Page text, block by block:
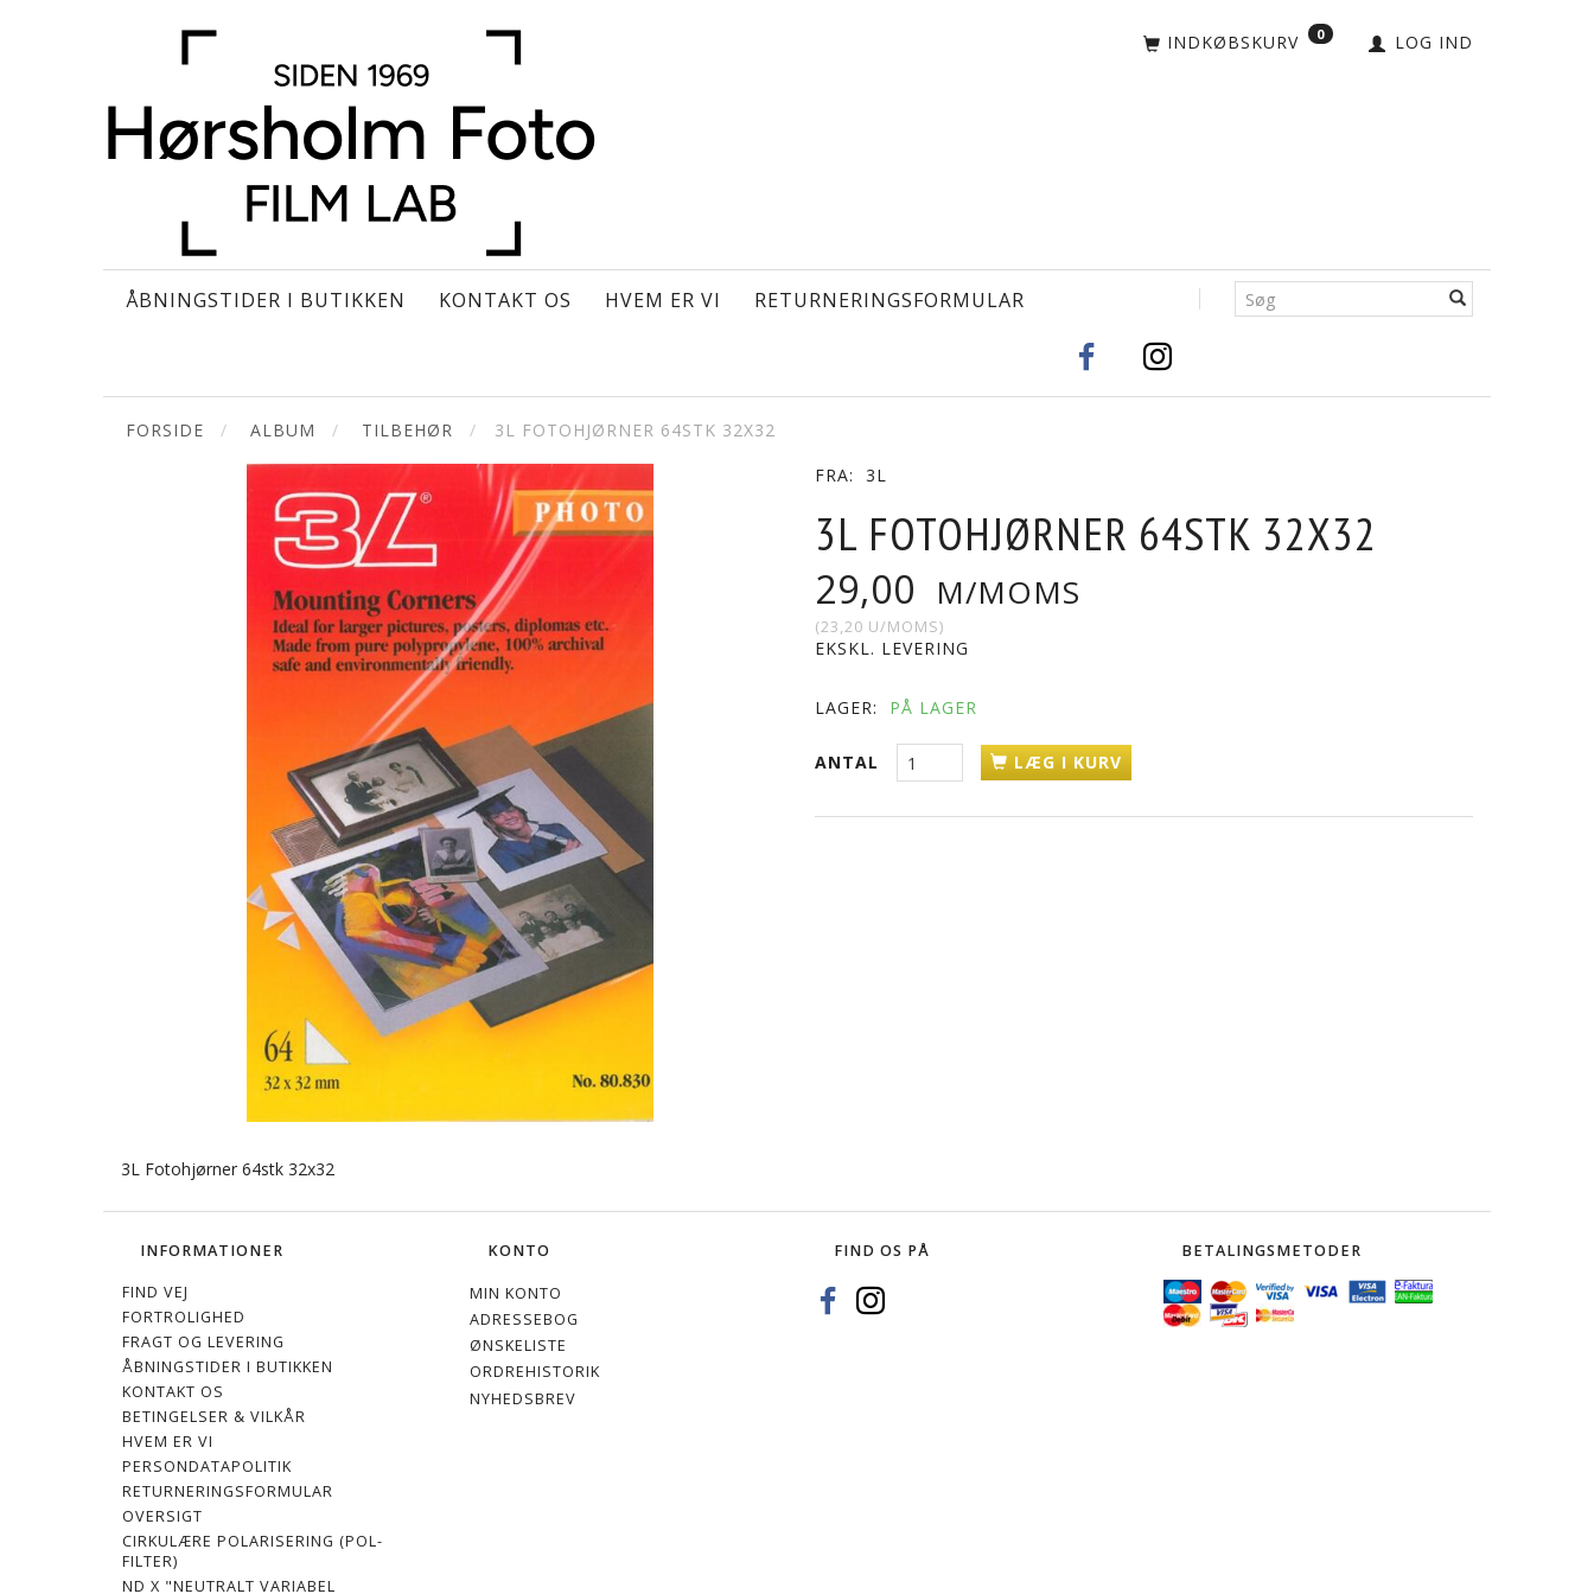
LOG IND
INDKØBSKURV 0
ÅBNINGSTIDER I BUTIKKEN KONTAKT OS HVEM ER VI RETURNERINGSFORMULAR
FORSIDE ALBUM TILBEHØR 3L FOTOHJØRNER 64STK 32X32
3L Fotohjørner 64stk 32x32
FRA: 3L
3L FOTOHJØRNER 64STK 32X32
29,00 M/MOMS
(23,20 U/MOMS)
EKSKL. LEVERING
LAGER: PÅ LAGER
ANTAL LÆG I KURV
INFORMATIONER
FIND VEJ
FORTROLIGHED
FRAGT OG LEVERING
ÅBNINGSTIDER I BUTIKKEN
KONTAKT OS
BETINGELSER & VILKÅR
HVEM ER VI
PERSONDATAPOLITIK
RETURNERINGSFORMULAR
OVERSIGT
CIRKULÆRE POLARISERING (POL-
FILTER)
ND X "NEUTRALT VARIABEL
KONTO
MIN KONTO
ADRESSEBOG
ØNSKELISTE
ORDREHISTORIK
NYHEDSBREV
FIND OS PÅ BETALINGSMETODER